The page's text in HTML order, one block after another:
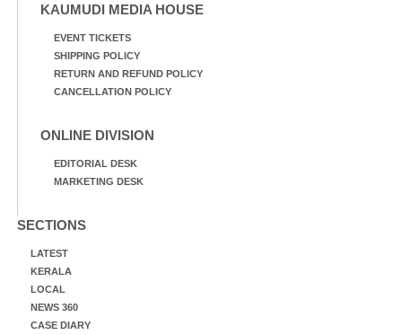
KAUMUDI MEDIA HOUSE
EVENT TICKETS
SHIPPING POLICY
RETURN AND REFUND POLICY
CANCELLATION POLICY
ONLINE DIVISION
EDITORIAL DESK
MARKETING DESK
SECTIONS
LATEST
KERALA
LOCAL
NEWS 360
CASE DIARY